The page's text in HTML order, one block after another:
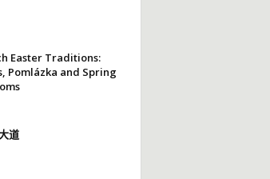
Easter Traditions:
Pomlázka and Spring
道